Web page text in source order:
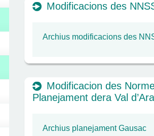
Modificacions des
Archius modificacions des
Modificacion des
Planejament dera Val
Archius planejament Gausac